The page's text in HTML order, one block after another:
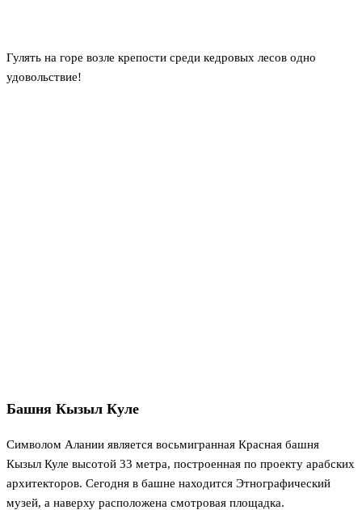
Гулять на горе возле крепости среди кедровых лесов одно
удовольствие!
Башня Кызыл Куле
Символом Алании является восьмигранная Красная башня
Кызыл Куле высотой 33 метра, построенная по проекту арабских
архитекторов. Сегодня в башне находится Этнографический
музей, а наверху расположена смотровая площадка.